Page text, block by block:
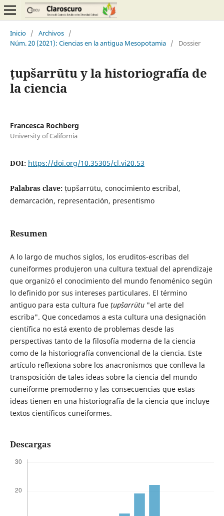
Inicio / Archivos /
Núm. 20 (2021): Ciencias en la antigua Mesopotamia / Dossier
ṭupšarrūtu y la historiografía de
la ciencia
Francesca Rochberg
University of California
DOI: https://doi.org/10.35305/cl.vi20.53
Palabras clave: ṭupšarrūtu, conocimiento escribal,
demarcación, representación, presentismo
Resumen
A lo largo de muchos siglos, los eruditos-escribas del
cuneiformes produjeron una cultura textual del aprendizaje
que organizó el conocimiento del mundo fenoménico según
lo definido por sus intereses particulares. El término
antiguo para esta cultura fue ṭupšarrūtu"el arte del
escriba". Que concedamos a esta cultura una designación
científica no está exento de problemas desde las
perspectivas tanto de la filosofía moderna de la ciencia
como de la historiografía convencional de la ciencia. Este
artículo reflexiona sobre los anacronismos que conlleva la
transposición de tales ideas sobre la ciencia del mundo
cuneiforme premoderno y las consecuencias que estas
ideas tienen en una historiografía de la ciencia que incluye
textos científicos cuneiformes.
Descargas